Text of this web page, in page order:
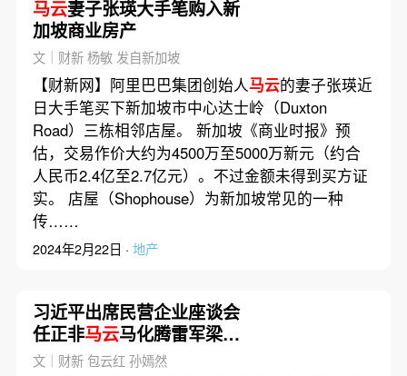
马云妻子张瑛大手笔购入新
加坡商业房产
文｜财新 杨敏 发自新加坡
【财新网】阿里巴巴集团创始人马云的妻子张瑛近
日大手笔买下新加坡市中心达士岭（Duxton
Road）三栋相邻店屋。 新加坡《商业时报》预
估，交易作价大约为4500万至5000万新元（约合
人民币2.4亿至2.7亿元）。不过金额未得到买方证
实。 店屋（Shophouse）为新加坡常见的一种
传……
2024年2月22日 · 地产
习近平出席民营企业座谈会
任正非马云马化腾雷军梁文
锋等出席
文｜财新 包云红 孙嫣然